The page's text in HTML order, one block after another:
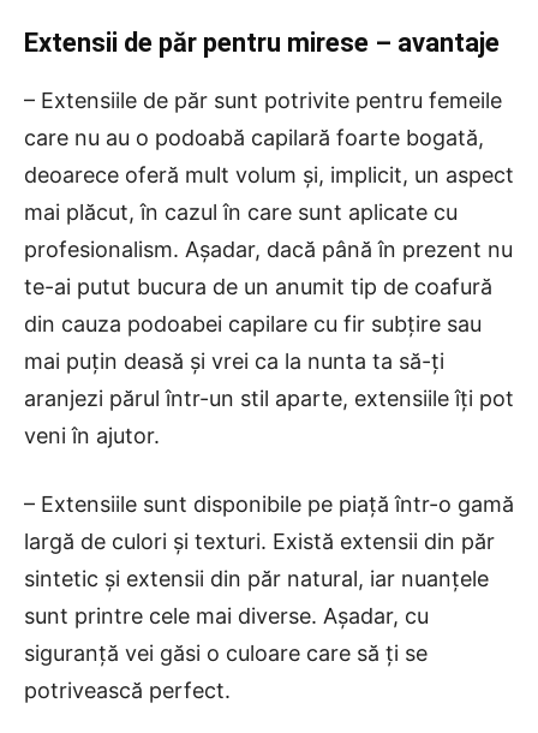
Extensii de păr pentru mirese – avantaje
– Extensiile de păr sunt potrivite pentru femeile
care nu au o podoabă capilară foarte bogată,
deoarece oferă mult volum și, implicit, un aspect
mai plăcut, în cazul în care sunt aplicate cu
profesionalism. Așadar, dacă până în prezent nu
te-ai putut bucura de un anumit tip de coafură
din cauza podoabei capilare cu fir subțire sau
mai puțin deasă și vrei ca la nunta ta să-ți
aranjezi părul într-un stil aparte, extensiile îți pot
veni în ajutor.
– Extensiile sunt disponibile pe piață într-o gamă
largă de culori și texturi. Există extensii din păr
sintetic și extensii din păr natural, iar nuanțele
sunt printre cele mai diverse. Așadar, cu
siguranță vei găsi o culoare care să ți se
potrivească perfect.